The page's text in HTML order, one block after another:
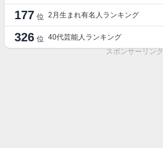
177 位 2月生まれ有名人ランキング
326 位 40代芸能人ランキング
スポンサーリンク